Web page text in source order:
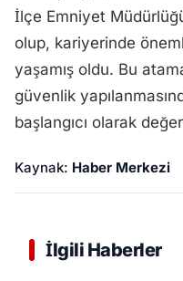
İlçe Emniyet
olup, kariyerinde
yaşamış oldu. Bu
güvenlik
başlangıcı olarak
Kaynak: Haber Merkezi
İlgili Haberler